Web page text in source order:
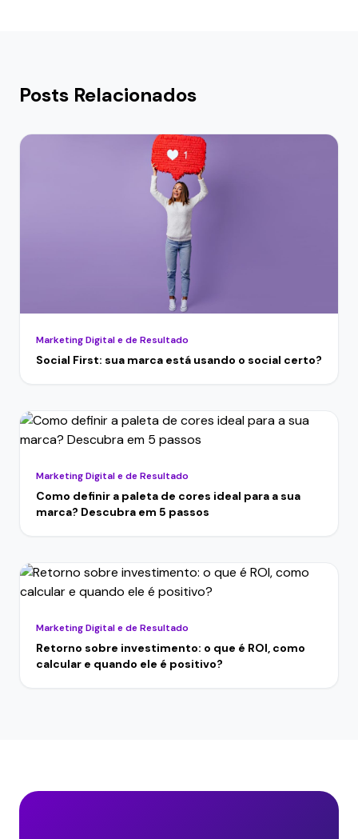
Posts Relacionados
Marketing Digital e de Resultado
Social First: sua marca está usando o social certo?
Marketing Digital e de Resultado
Como definir a paleta de cores ideal para a sua
marca? Descubra em 5 passos
Marketing Digital e de Resultado
Retorno sobre investimento: o que é ROI, como
calcular e quando ele é positivo?